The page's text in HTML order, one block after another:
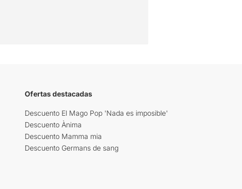
Ofertas destacadas
Descuento El Mago Pop 'Nada es imposible'
Descuento Ànima
Descuento Mamma mia
Descuento Germans de sang